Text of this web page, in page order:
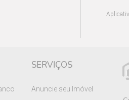
SERVIÇOS
Anuncie seu Imóvel